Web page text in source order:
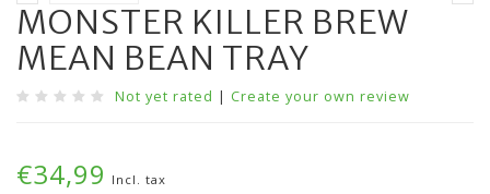
MONSTER KILLER BREW
MEAN BEAN TRAY
Not yet rated | Create your own review
€34,99 Incl. tax